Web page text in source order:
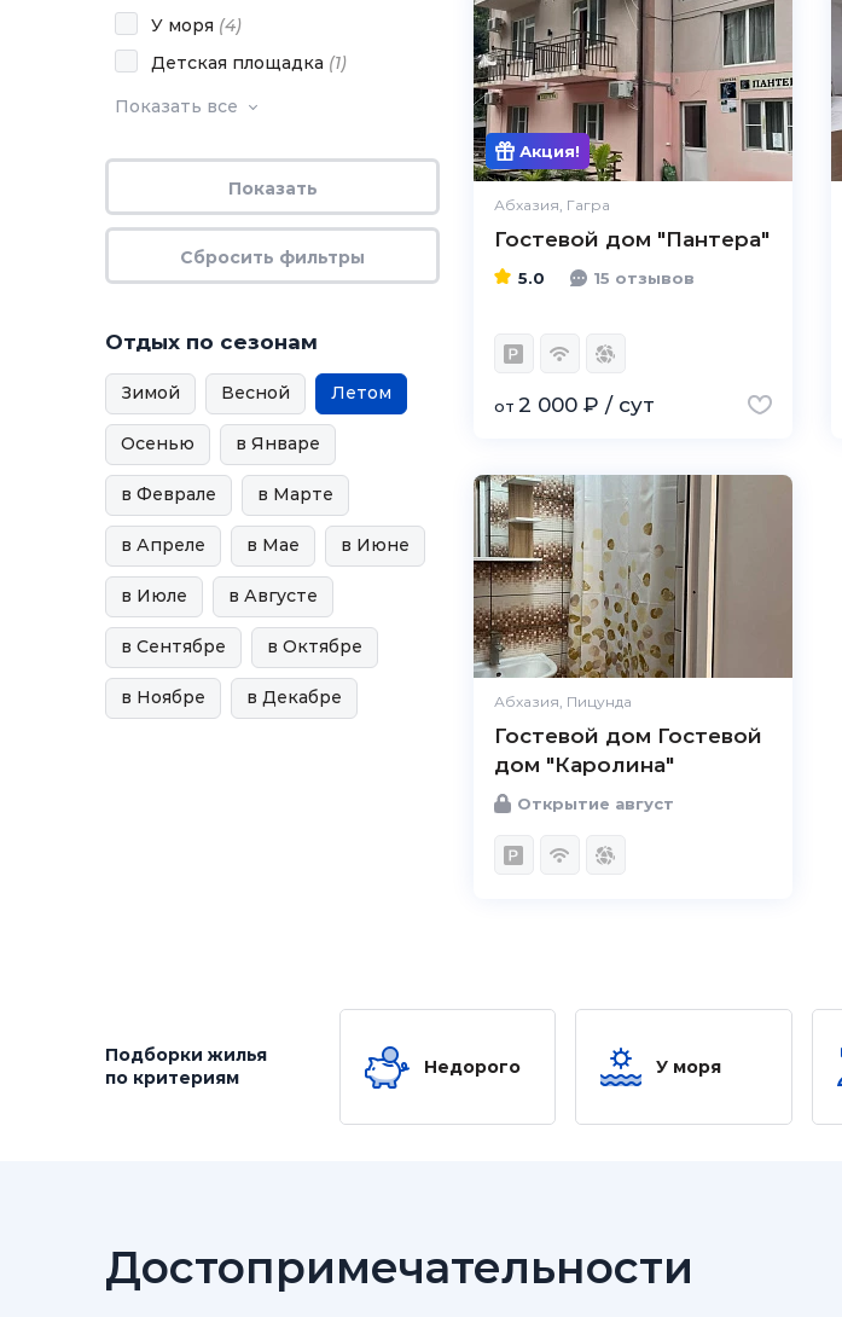
У моря (4)
Детская площадка (1)
Показать все
Отдых по сезонам
Зимой Весной Летом
Осенью в Январе
в Феврале в Марте
в Апреле в Мае в Июне
в Июле в Августе
в Сентябре в Октябре
в Ноябре в Декабре
Акция!
Абхазия, Гагра
Гостевой дом "Пантера"
5.0
5.0 15 отзывов
от 2 000 ₽ / сут
Абхазия, Пицунда
Гостевой дом Гостевой
дом "Каролина"
Открытие август
Подборки жилья
по критериям
Недорого У моря
Достопримечательности